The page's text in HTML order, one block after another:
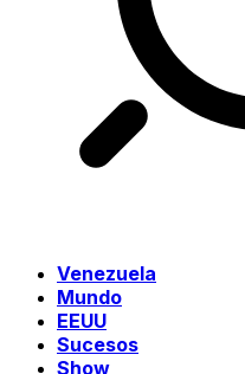
Venezuela
Mundo
EEUU
Sucesos
Show